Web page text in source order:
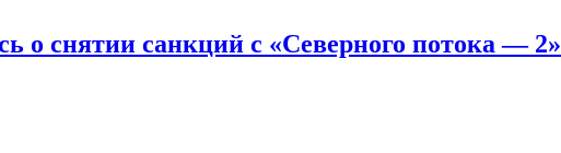
о снятии санкций с «Северного потока — 2»